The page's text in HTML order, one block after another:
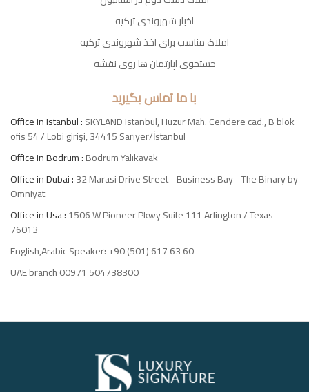
اخبار شهروندی ترکیه
املاک مناسب برای اخذ شهروندی ترکیه
جستجوی آپارتمان ها روی نقشه
با ما تماس بگیرید
Office in Istanbul :SKYLAND Istanbul, Huzur Mah. Cendere cad., B blok
ofis 54 / Lobi girişi, 34415 Sarıyer/İstanbul
Office in Bodrum :Bodrum Yalıkavak
Office in Dubai :32 Marasi Drive Street - Business Bay - The Binary by
Omniyat
Office in Usa :1506 W Pioneer Pkwy Suite 111 Arlington / Texas
76013
English,Arabic Speaker: +90 (501) 617 63 60
UAE branch 00971 504738300